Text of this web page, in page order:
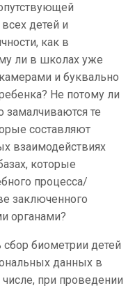
детей и
как в
ли в школах уже
и буквально
Не потому ли
замалчиваются те
составляют
взаимодействиях
которые
процесса/
заключенного
органами?
биометрии детей
данных в
при проведении